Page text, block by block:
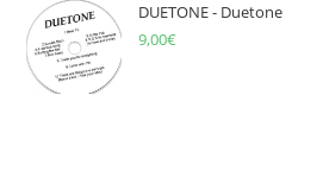
DUETONE - Duetone
9,00€